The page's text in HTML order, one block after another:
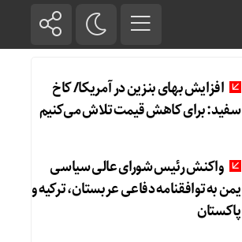
افزایش بهای بنزین در آمریکا/ کاخ
سفید: برای کاهش قیمت تلاش می‌کنیم
واکنش رئیس شورای عالی سیاسی
یمن به توافقنامه دفاعی عربستان، ترکیه و
پاکستان